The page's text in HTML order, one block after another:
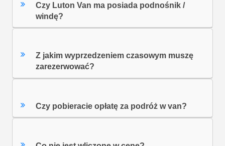
Czy Luton Van ma posiada podnośnik /
windę?
Z jakim wyprzedzeniem czasowym muszę
zarezerwować?
Czy pobieracie opłatę za podróż w van?